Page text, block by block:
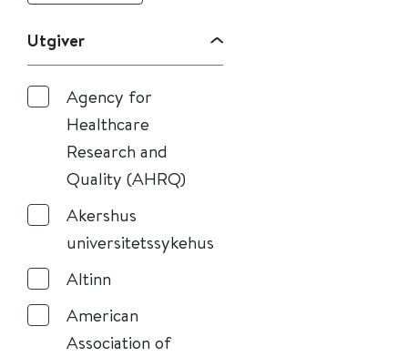
Utgiver
Agency for
Healthcare
Research and
Quality (AHRQ)
Akershus
universitetssykehus
Altinn
American
Association of